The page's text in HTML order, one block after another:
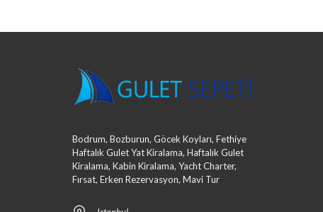
Bodrum, Bozburun, Göcek Koyları, Fethiye
Haftalık Gulet Yat Kiralama, Haftalık Gulet
Kiralama, Kabin Kiralama, Yacht Charter,
Fırsat, Erken Rezervasyon, Mavi Tur